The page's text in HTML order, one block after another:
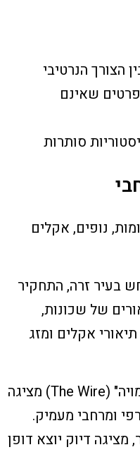
הצורך הנרטיבי
שאינם
סותרות
נופים, אקלים
בעיר זרה, התחקיר
של שכונות,
אקלים ומזג
: סדרת "הסמויה" (The Wire) מציגה
ומרחבי מעמיק.
דיוק יוצא דופן